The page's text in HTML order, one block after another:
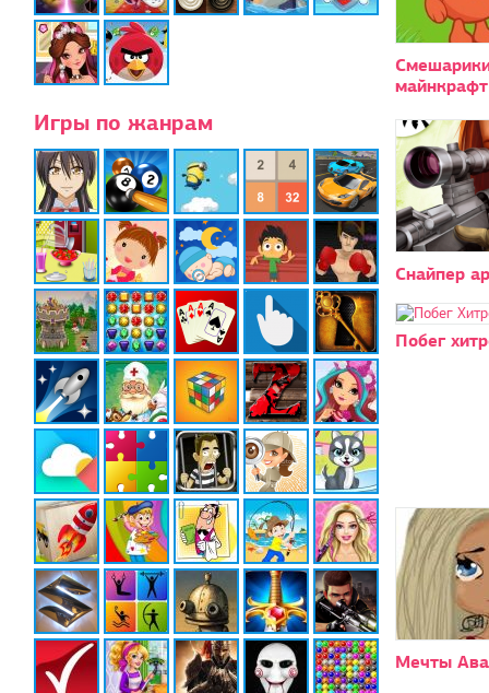
Игры по жанрам
майнкрафт
Снайпер
Побег
Мечты